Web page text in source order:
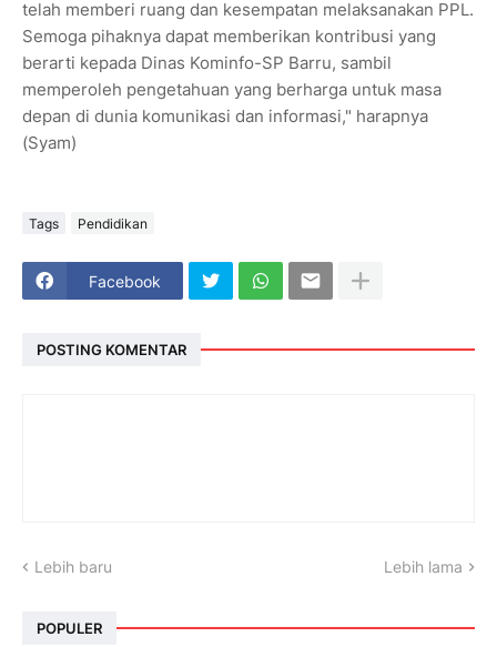
telah memberi ruang dan kesempatan melaksanakan PPL.
Semoga pihaknya dapat memberikan kontribusi yang
berarti kepada Dinas Kominfo-SP Barru, sambil
memperoleh pengetahuan yang berharga untuk masa
depan di dunia komunikasi dan informasi," harapnya
(Syam)
Tags Pendidikan
Facebook
POSTING KOMENTAR
Lebih baru Lebih lama
POPULER